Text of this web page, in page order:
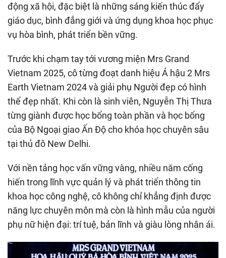
động xã hội, đặc biệt là những sáng kiến thúc đẩy
giáo dục, bình đẳng giới và ứng dụng khoa học phục
vụ hòa bình, phát triển bền vững.
Trước khi chạm tay tới vương miện Mrs Grand
Vietnam 2025, cô từng đoạt danh hiệu Á hậu 2 Mrs
Earth Vietnam 2024 và giải phụ Người đẹp có hình
thể đẹp nhất. Khi còn là sinh viên, Nguyễn Thị Thưa
từng giành được học bổng toàn phần và học bổng
của Bộ Ngoại giao Ấn Độ cho khóa học chuyên sâu
tại thủ đô New Delhi.
Với nền tảng học vấn vững vàng, nhiều năm cống
hiến trong lĩnh vực quản lý và phát triển thông tin
khoa học công nghệ, cô không chỉ khẳng định được
năng lực chuyên môn mà còn là hình mẫu của người
phụ nữ hiện đại: trí tuệ, bản lĩnh và giàu lòng nhân ái.